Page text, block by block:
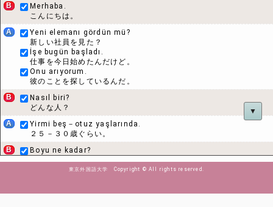
▼
B
Merhaba.
こんにちは。
A
Yeni elemanı gördün mü?
新しい社員を見た？
İşe bugün başladı.
仕事を今日始めたんだけど。
Onu arıyorum.
彼のことを探しているんだ。
B
Nasıl biri?
どんな人？
A
Yirmi beş－otuz yaşlarında.
２５－３０歳ぐらい。
B
Boyu ne kadar?
東京外国語大学 Copyright © All rights reserved.